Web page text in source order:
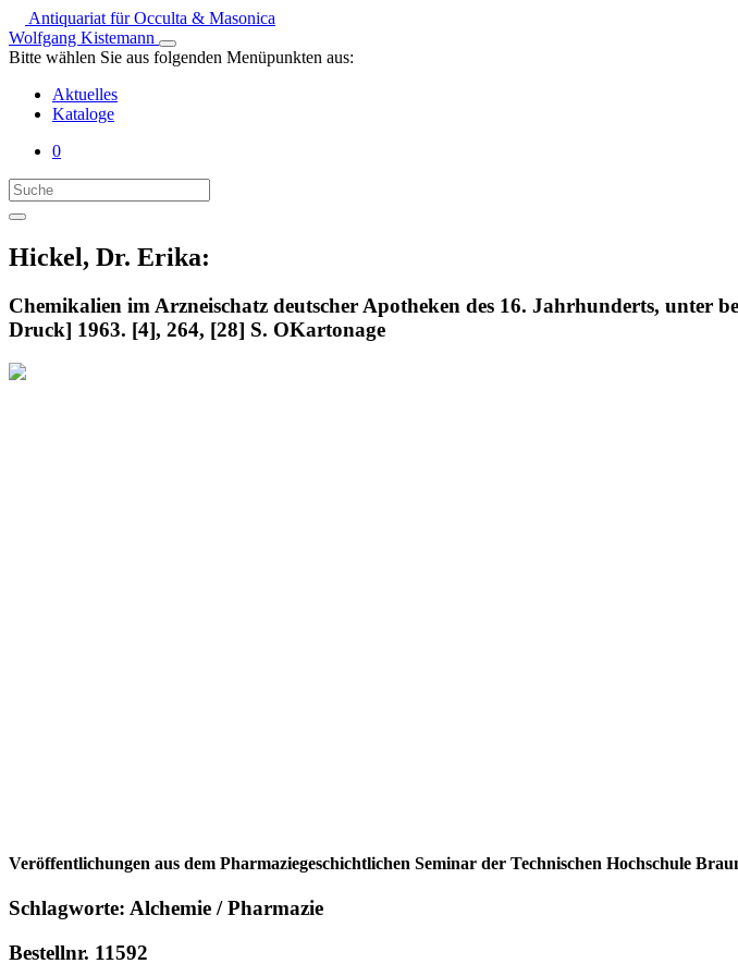
Antiquariat für Occulta & Masonica
Wolfgang Kistemann
Bitte wählen Sie aus folgenden Menüpunkten aus:
Aktuelles
Kataloge
0
Hickel, Dr. Erika:
Chemikalien im Arzneischatz deutscher Apotheken des 16. Jahrhunderts, unter
Druck] 1963. [4], 264, [28] S. OKartonage
Veröffentlichungen aus dem Pharmaziegeschichtlichen Seminar der Technischen Hochschule
Schlagworte: Alchemie / Pharmazie
Bestellnr. 11592